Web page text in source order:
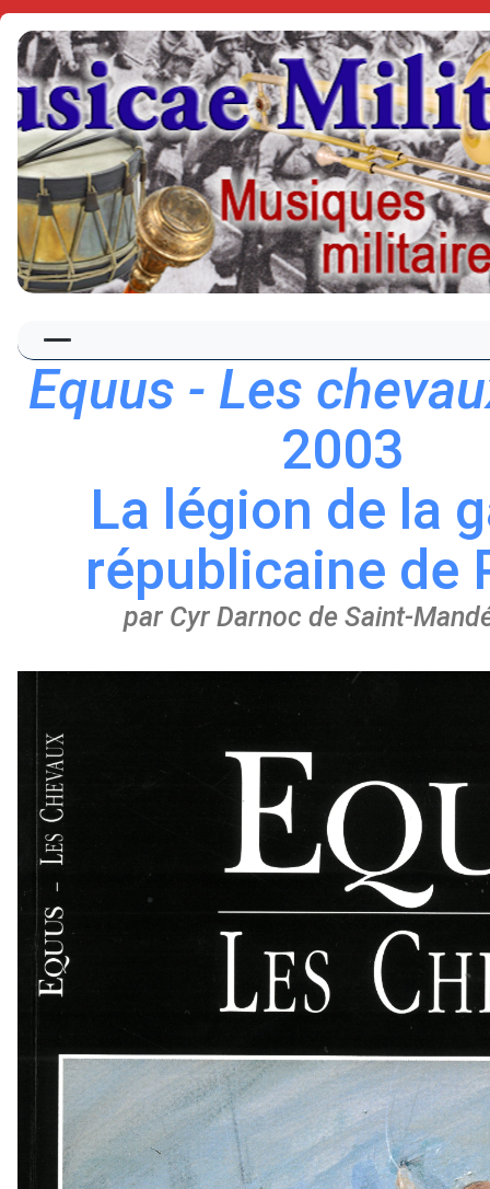
Equus - Les
2003
La légion de la
républicaine de
par Cyr Darnoc de Saint-